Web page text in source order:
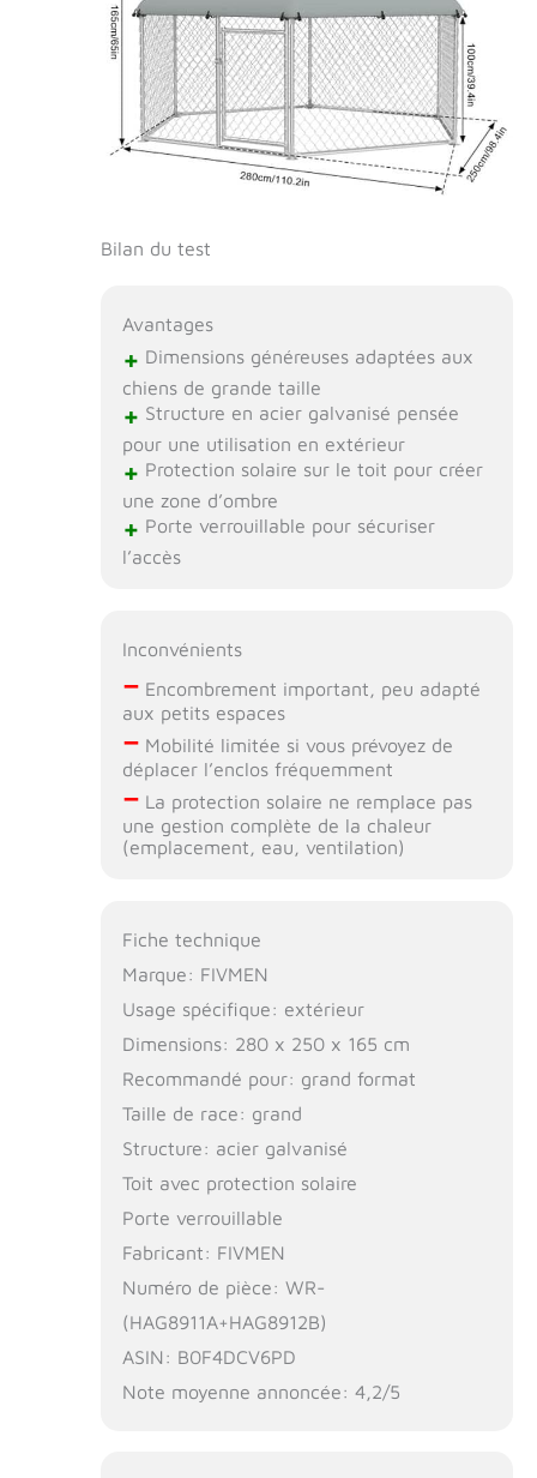
Bilan du test
Avantages
+ Dimensions généreuses adaptées aux
chiens de grande taille
+ Structure en acier galvanisé pensée
pour une utilisation en extérieur
+ Protection solaire sur le toit pour créer
une zone d’ombre
+ Porte verrouillable pour sécuriser
l’accès
Inconvénients
–Encombrement important, peu adapté
aux petits espaces
–Mobilité limitée si vous prévoyez de
déplacer l’enclos fréquemment
–La protection solaire ne remplace pas
une gestion complète de la chaleur
(emplacement, eau, ventilation)
Fiche technique
Marque: FIVMEN
Usage spécifique: extérieur
Dimensions: 280 x 250 x 165 cm
Recommandé pour: grand format
Taille de race: grand
Structure: acier galvanisé
Toit avec protection solaire
Porte verrouillable
Fabricant: FIVMEN
Numéro de pièce: WR-
(HAG8911A+HAG8912B)
ASIN: B0F4DCV6PD
Note moyenne annoncée: 4,2/5